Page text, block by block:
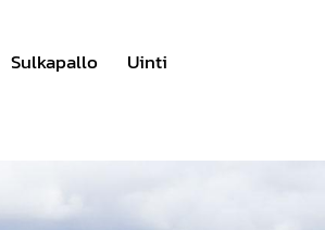
Sulkapallo Uinti